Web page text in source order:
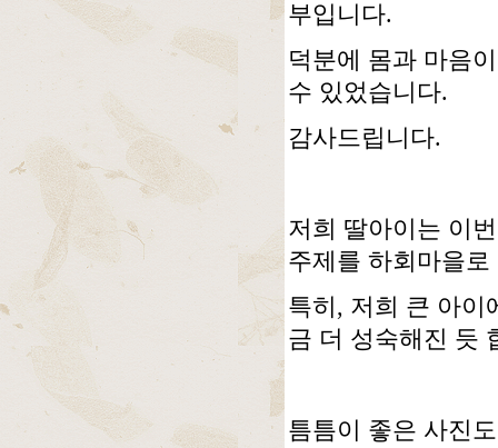
부입니다.
덕분에 몸과 마음
수 있었습니다.
감사드립니다.
저희 딸아이는 이
주제를 하회마을
특히, 저희 큰 아이
금 더 성숙해진 듯
틈틈이 좋은 사진